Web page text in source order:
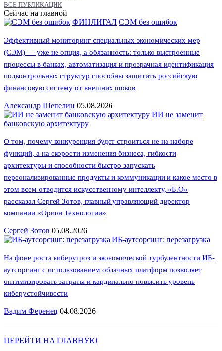
ВСЕ ПУБЛИКАЦИИ
Сейчас на главной
ФИНЛИГАЛ СЭМ без ошибок
Эффективный мониторинг специальных экономических мер
(СЭМ) — уже не опция, а обязанность: только выстроенные
процессы в банках, автоматизация и прозрачная идентификация
подконтрольных структур способны защитить российскую
финансовую систему от внешних шоков
Александр Шепелин 05.08.2026
ИИ не заменит
банковскую архитектуру
О том, почему конкуренция будет строиться не на наборе
функций, а на скорости изменения бизнеса, гибкости
архитектуры и способности быстро запускать
персонализированные продукты и коммуникации и какое место в
этом всем отводится искусственному интеллекту, «Б.О»
рассказал Сергей Зотов, главный управляющий директор
компании «Орион Технологии»
Сергей Зотов 05.08.2026
ИБ-аутсорсинг: перезагрузка
На фоне роста киберугроз и экономической турбулентности ИБ-
аутсорсинг с использованием облачных платформ позволяет
оптимизировать затраты и кардинально повысить уровень
киберустойчивости
Вадим Ференец 04.08.2026
ПЕРЕЙТИ НА ГЛАВНУЮ